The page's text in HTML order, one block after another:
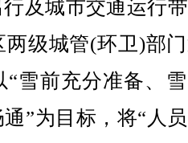
及城市交通运行
级城管(环卫)部
“雪前充分准备、
”为目标，将“人